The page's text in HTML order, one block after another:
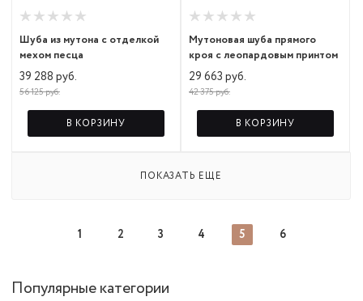
Шуба из мутона с отделкой
мехом песца
39 288 руб.
56 125 руб.
В КОРЗИНУ
Мутоновая шуба прямого
кроя с леопардовым принтом
29 663 руб.
42 375 руб.
В КОРЗИНУ
ПОКАЗАТЬ ЕЩЕ
1 2 3 4 5 6
Популярные категории